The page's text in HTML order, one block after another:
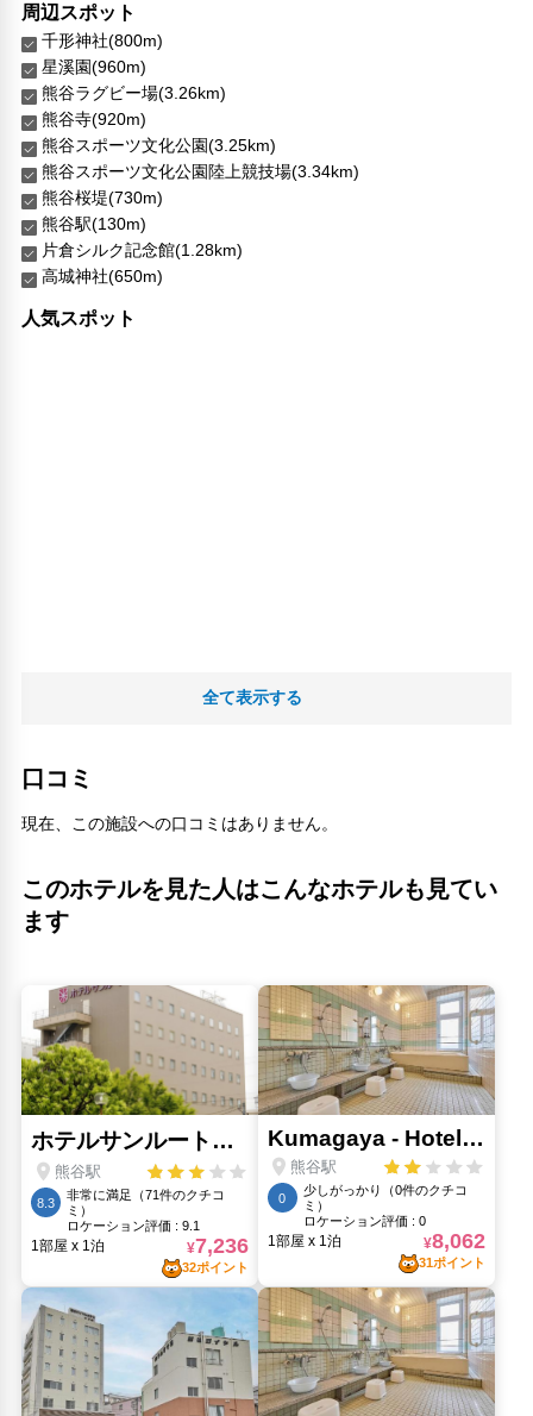
周辺スポット
千形神社(800m)
星溪園(960m)
熊谷ラグビー場(3.26km)
熊谷寺(920m)
熊谷スポーツ文化公園(3.25km)
熊谷スポーツ文化公園陸上競技場(3.34km)
熊谷桜堤(730m)
熊谷駅(130m)
片倉シルク記念館(1.28km)
高城神社(650m)
人気スポット
全て表示する
口コミ
現在、この施設への口コミはありません。
このホテルを見た人はこんなホテルも見てい
ます